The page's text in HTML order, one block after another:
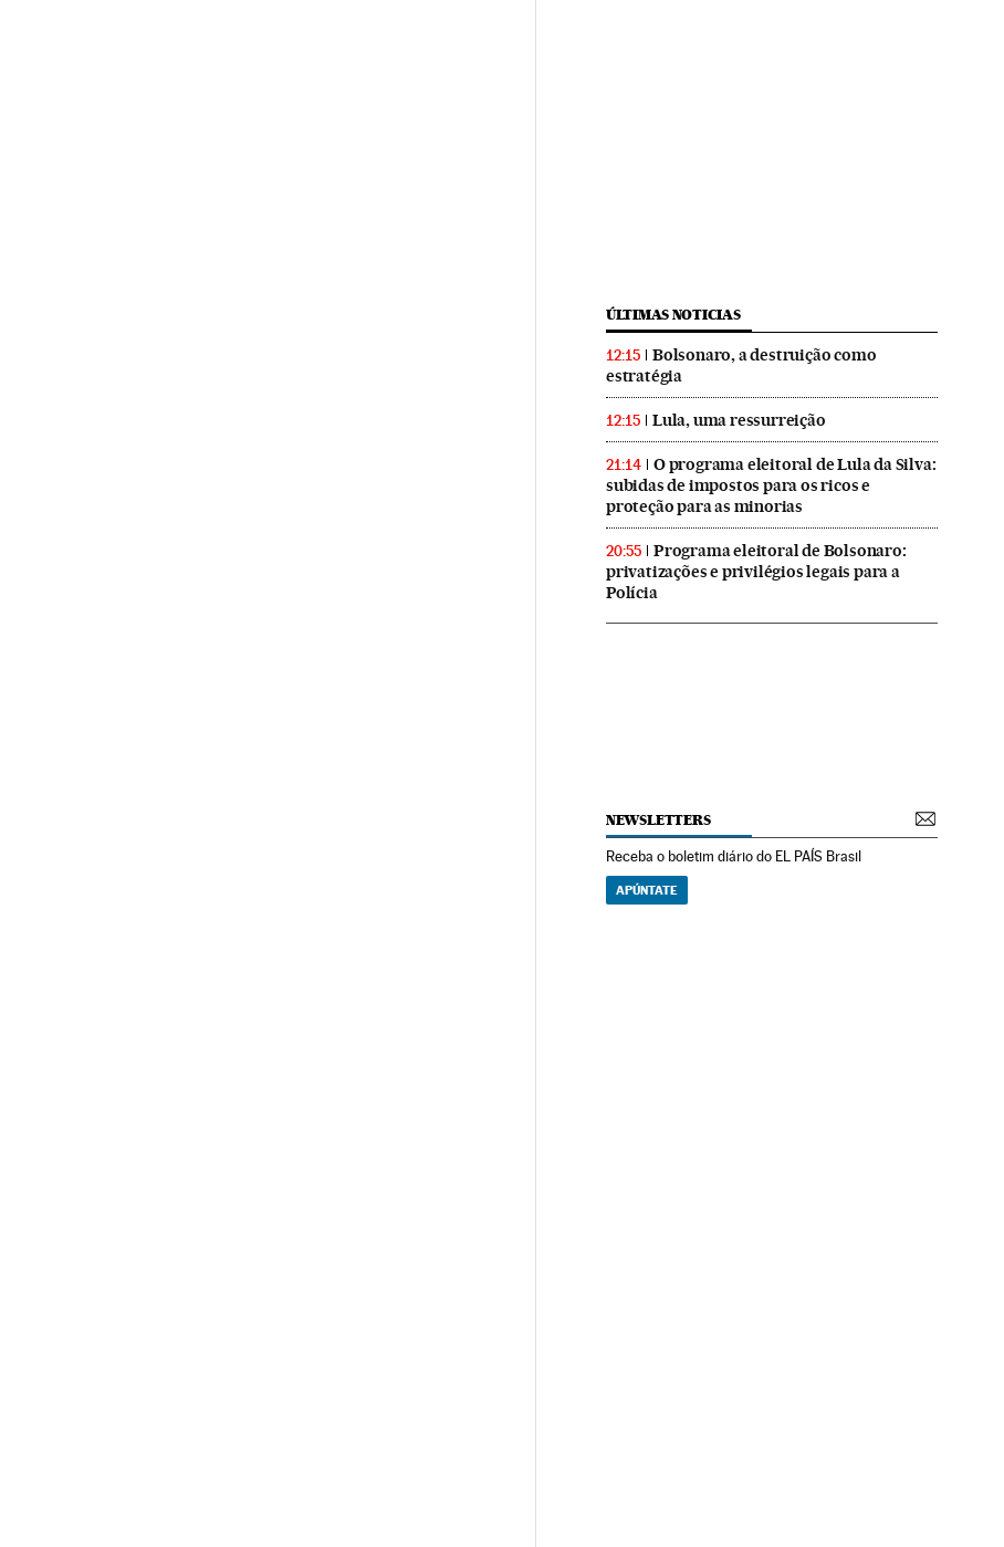
ÚLTIMAS NOTICIAS
12:15
Bolsonaro, a destruição como
estratégia
12:15 Lula, uma ressurreição
21:14
O programa eleitoral de Lula da Silva:
subidas de impostos para os ricos e
proteção para as minorias
20:55
Programa eleitoral de Bolsonaro:
privatizações e privilégios legais para a
Polícia
NEWSLETTERS
Receba o boletim diário do EL PAÍS Brasil
APÚNTATE